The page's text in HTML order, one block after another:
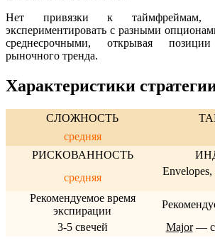
Нет привязки к таймфреймам,
экспериментировать с разными
среднесрочными, открывая
рыночного тренда.
Характеристики
СЛОЖНОСТЬ
средняя
РИСКОВАННОСТЬ
средняя
Envelopes,
Рекомендуемое время
экспирации
3-5 свечей
Major—